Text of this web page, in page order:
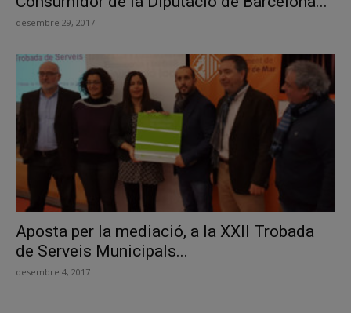
desembre 29, 2017
Aposta per la mediació, a la XXII Trobada
de Serveis Municipals...
desembre 4, 2017